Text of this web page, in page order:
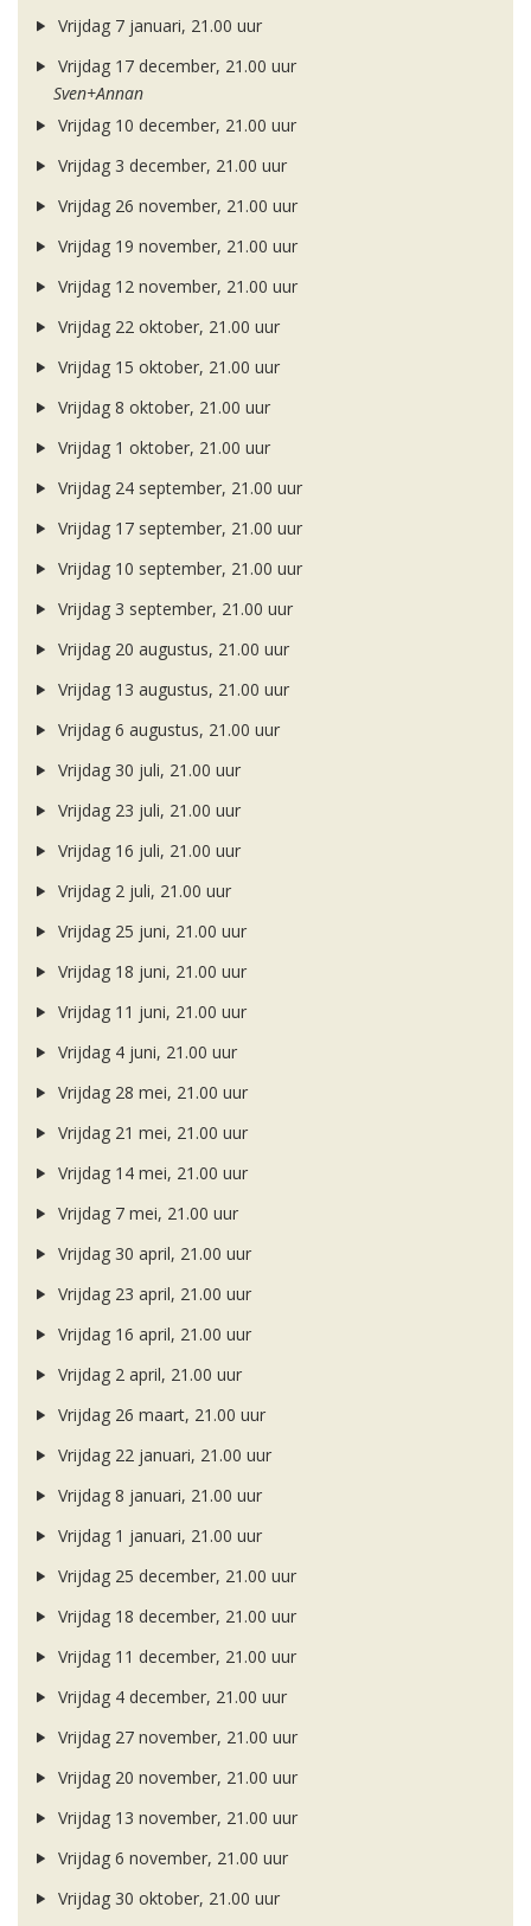
Vrijdag 7 januari, 21.00 uur
Vrijdag 17 december, 21.00 uur
Sven+Annan
Vrijdag 10 december, 21.00 uur
Vrijdag 3 december, 21.00 uur
Vrijdag 26 november, 21.00 uur
Vrijdag 19 november, 21.00 uur
Vrijdag 12 november, 21.00 uur
Vrijdag 22 oktober, 21.00 uur
Vrijdag 15 oktober, 21.00 uur
Vrijdag 8 oktober, 21.00 uur
Vrijdag 1 oktober, 21.00 uur
Vrijdag 24 september, 21.00 uur
Vrijdag 17 september, 21.00 uur
Vrijdag 10 september, 21.00 uur
Vrijdag 3 september, 21.00 uur
Vrijdag 20 augustus, 21.00 uur
Vrijdag 13 augustus, 21.00 uur
Vrijdag 6 augustus, 21.00 uur
Vrijdag 30 juli, 21.00 uur
Vrijdag 23 juli, 21.00 uur
Vrijdag 16 juli, 21.00 uur
Vrijdag 2 juli, 21.00 uur
Vrijdag 25 juni, 21.00 uur
Vrijdag 18 juni, 21.00 uur
Vrijdag 11 juni, 21.00 uur
Vrijdag 4 juni, 21.00 uur
Vrijdag 28 mei, 21.00 uur
Vrijdag 21 mei, 21.00 uur
Vrijdag 14 mei, 21.00 uur
Vrijdag 7 mei, 21.00 uur
Vrijdag 30 april, 21.00 uur
Vrijdag 23 april, 21.00 uur
Vrijdag 16 april, 21.00 uur
Vrijdag 2 april, 21.00 uur
Vrijdag 26 maart, 21.00 uur
Vrijdag 22 januari, 21.00 uur
Vrijdag 8 januari, 21.00 uur
Vrijdag 1 januari, 21.00 uur
Vrijdag 25 december, 21.00 uur
Vrijdag 18 december, 21.00 uur
Vrijdag 11 december, 21.00 uur
Vrijdag 4 december, 21.00 uur
Vrijdag 27 november, 21.00 uur
Vrijdag 20 november, 21.00 uur
Vrijdag 13 november, 21.00 uur
Vrijdag 6 november, 21.00 uur
Vrijdag 30 oktober, 21.00 uur